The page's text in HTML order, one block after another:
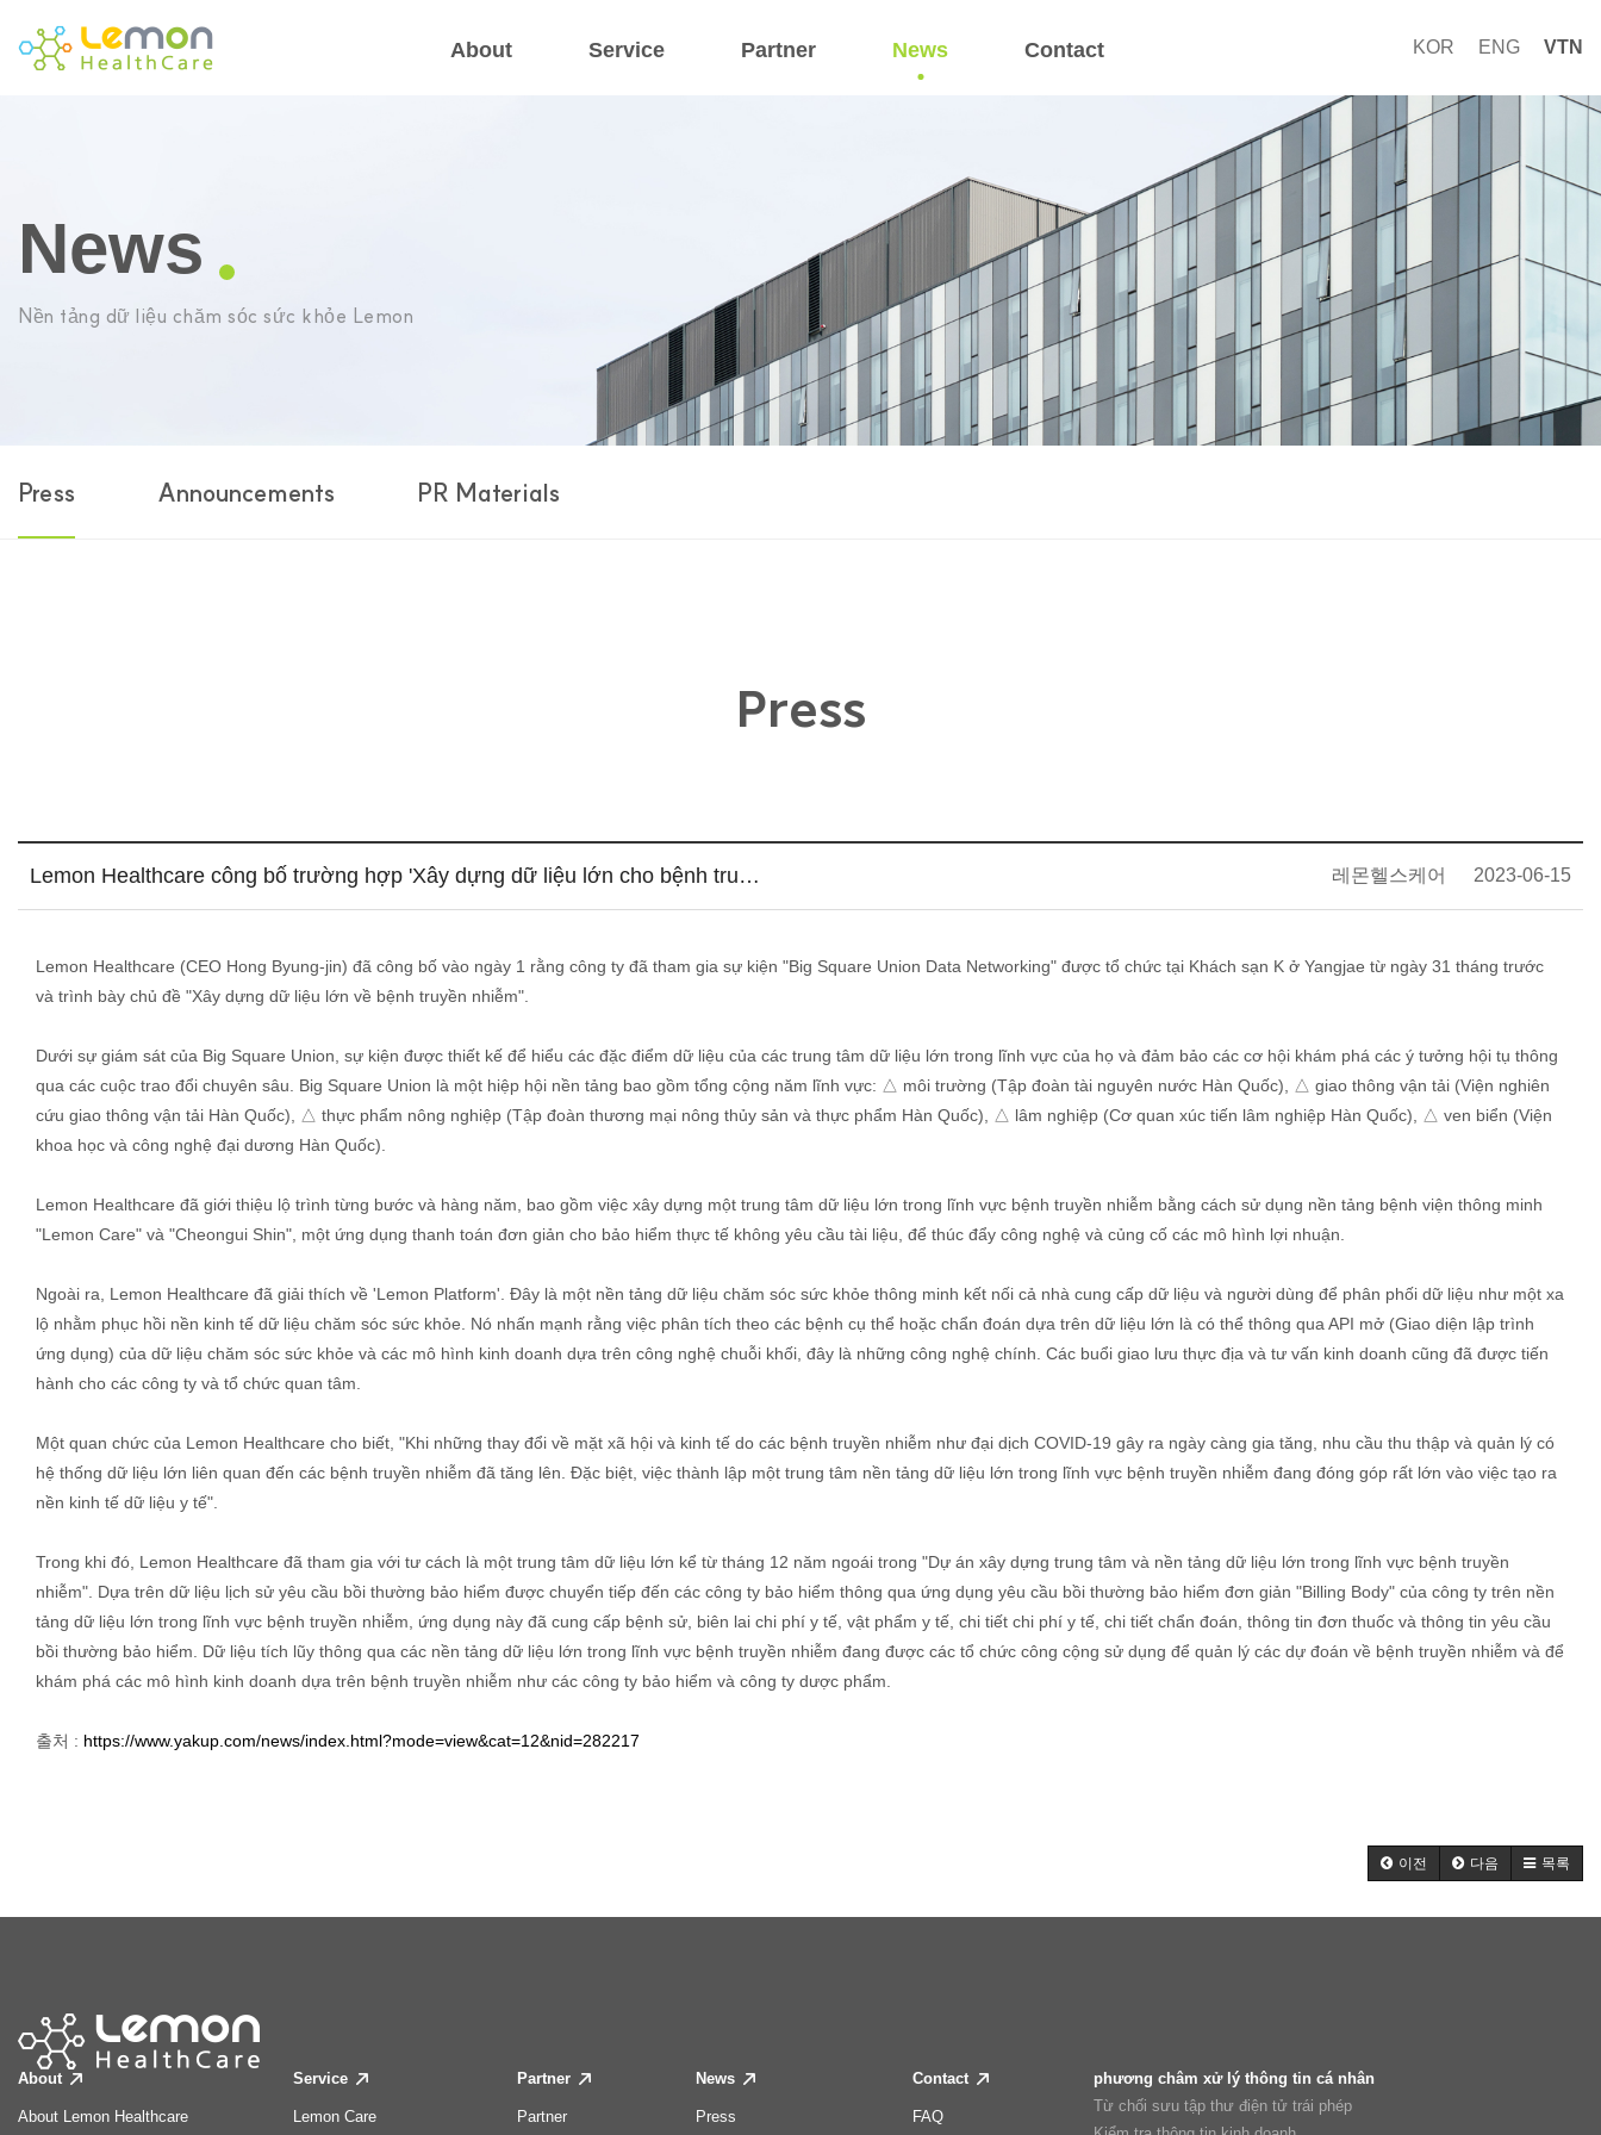
About Service Partner News Contact KOR ENG VTN
News
Nền tảng dữ liệu chăm sóc sức khỏe Lemon
Press Announcements PR Materials
Press
Lemon Healthcare công bố trường hợp 'Xây dựng dữ liệu lớn cho bệnh tru… 레몬헬스케어 2023-06-15
Lemon Healthcare (CEO Hong Byung-jin) đã công bố vào ngày 1 rằng công ty đã tham gia sự kiện "Big Square Union Data Networking" được tổ chức tại Khách sạn K ở Yangjae từ ngày 31 tháng trước
và trình bày chủ đề "Xây dựng dữ liệu lớn về bệnh truyền nhiễm".
Dưới sự giám sát của Big Square Union, sự kiện được thiết kế để hiểu các đặc điểm dữ liệu của các trung tâm dữ liệu lớn trong lĩnh vực của họ và đảm bảo các cơ hội khám phá các ý tưởng hội tụ thông
qua các cuộc trao đổi chuyên sâu. Big Square Union là một hiệp hội nền tảng bao gồm tổng cộng năm lĩnh vực: △ môi trường (Tập đoàn tài nguyên nước Hàn Quốc), △ giao thông vận tải (Viện nghiên
cứu giao thông vận tải Hàn Quốc), △ thực phẩm nông nghiệp (Tập đoàn thương mại nông thủy sản và thực phẩm Hàn Quốc), △ lâm nghiệp (Cơ quan xúc tiến lâm nghiệp Hàn Quốc), △ ven biển (Viện
khoa học và công nghệ đại dương Hàn Quốc).
Lemon Healthcare đã giới thiệu lộ trình từng bước và hàng năm, bao gồm việc xây dựng một trung tâm dữ liệu lớn trong lĩnh vực bệnh truyền nhiễm bằng cách sử dụng nền tảng bệnh viện thông minh
"Lemon Care" và "Cheongui Shin", một ứng dụng thanh toán đơn giản cho bảo hiểm thực tế không yêu cầu tài liệu, để thúc đẩy công nghệ và củng cố các mô hình lợi nhuận.
Ngoài ra, Lemon Healthcare đã giải thích về 'Lemon Platform'. Đây là một nền tảng dữ liệu chăm sóc sức khỏe thông minh kết nối cả nhà cung cấp dữ liệu và người dùng để phân phối dữ liệu như một xa
lộ nhằm phục hồi nền kinh tế dữ liệu chăm sóc sức khỏe. Nó nhấn mạnh rằng việc phân tích theo các bệnh cụ thể hoặc chẩn đoán dựa trên dữ liệu lớn là có thể thông qua API mở (Giao diện lập trình
ứng dụng) của dữ liệu chăm sóc sức khỏe và các mô hình kinh doanh dựa trên công nghệ chuỗi khối, đây là những công nghệ chính. Các buổi giao lưu thực địa và tư vấn kinh doanh cũng đã được tiến
hành cho các công ty và tổ chức quan tâm.
Một quan chức của Lemon Healthcare cho biết, "Khi những thay đổi về mặt xã hội và kinh tế do các bệnh truyền nhiễm như đại dịch COVID-19 gây ra ngày càng gia tăng, nhu cầu thu thập và quản lý có
hệ thống dữ liệu lớn liên quan đến các bệnh truyền nhiễm đã tăng lên. Đặc biệt, việc thành lập một trung tâm nền tảng dữ liệu lớn trong lĩnh vực bệnh truyền nhiễm đang đóng góp rất lớn vào việc tạo ra
nền kinh tế dữ liệu y tế".
Trong khi đó, Lemon Healthcare đã tham gia với tư cách là một trung tâm dữ liệu lớn kể từ tháng 12 năm ngoái trong "Dự án xây dựng trung tâm và nền tảng dữ liệu lớn trong lĩnh vực bệnh truyền
nhiễm". Dựa trên dữ liệu lịch sử yêu cầu bồi thường bảo hiểm được chuyển tiếp đến các công ty bảo hiểm thông qua ứng dụng yêu cầu bồi thường bảo hiểm đơn giản "Billing Body" của công ty trên nền
tảng dữ liệu lớn trong lĩnh vực bệnh truyền nhiễm, ứng dụng này đã cung cấp bệnh sử, biên lai chi phí y tế, vật phẩm y tế, chi tiết chi phí y tế, chi tiết chẩn đoán, thông tin đơn thuốc và thông tin yêu cầu
bồi thường bảo hiểm. Dữ liệu tích lũy thông qua các nền tảng dữ liệu lớn trong lĩnh vực bệnh truyền nhiễm đang được các tổ chức công cộng sử dụng để quản lý các dự đoán về bệnh truyền nhiễm và để
khám phá các mô hình kinh doanh dựa trên bệnh truyền nhiễm như các công ty bảo hiểm và công ty dược phẩm.
출처 : https://www.yakup.com/news/index.html?mode=view&cat=12&nid=282217
이전 다음 목록
About
About Lemon Healthcare
Service
Lemon Care
Partner
Partner
News
Press
Contact
FAQ
phương châm xử lý thông tin cá nhân
Từ chối sưu tập thư điện tử trái phép